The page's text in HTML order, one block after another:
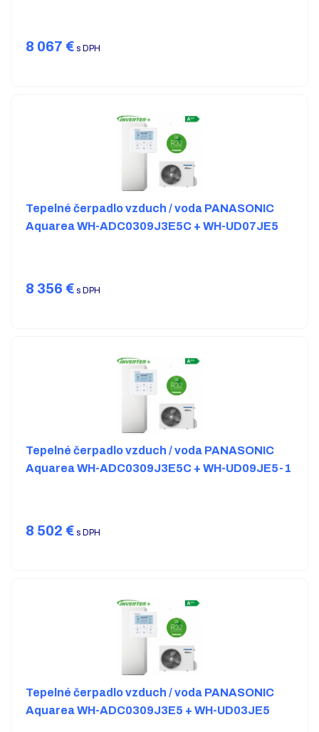
8 067 € s DPH
Tepelné čerpadlo vzduch / voda PANASONIC
Aquarea WH-ADC0309J3E5C + WH-UD07JE5
8 356 € s DPH
Tepelné čerpadlo vzduch / voda PANASONIC
Aquarea WH-ADC0309J3E5C + WH-UD09JE5-1
8 502 € s DPH
Tepelné čerpadlo vzduch / voda PANASONIC
Aquarea WH-ADC0309J3E5 + WH-UD03JE5